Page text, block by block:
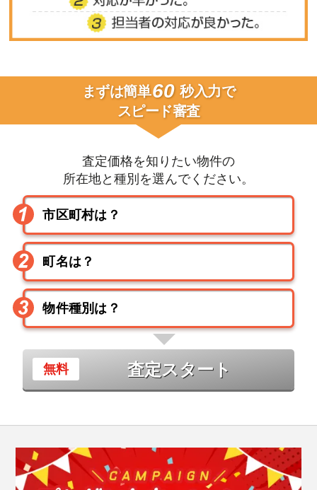
まずは簡単60 秒入力で
スピード審査
査定価格を知りたい物件の
所在地と種別を選んでください。
査定スタート